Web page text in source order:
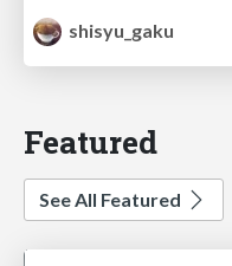
shisyu_gaku
Featured
See All Featured